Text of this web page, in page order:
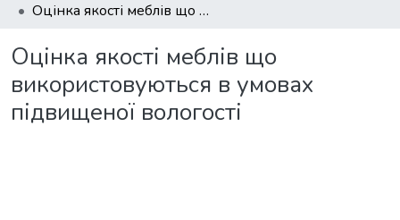
Оцінка якості меблів що використовуються в умовах підвищеної вологості
Оцінка якості меблів що
використовуються в умовах
підвищеної вологості